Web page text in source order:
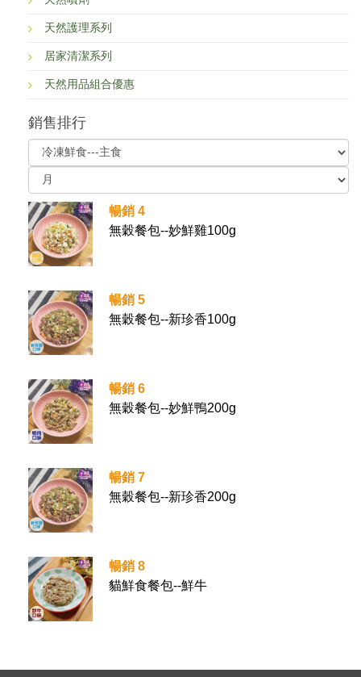
天然護理系列
居家清潔系列
天然用品組合優惠
銷售排行
暢銷 4
無穀餐包--妙鮮雞100g
暢銷 5
無穀餐包--新珍香100g
暢銷 6
無穀餐包--妙鮮鴨200g
暢銷 7
無穀餐包--新珍香200g
暢銷 8
貓鮮食餐包--鮮牛